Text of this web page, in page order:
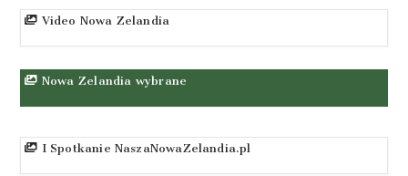
Video Nowa Zelandia
Nowa Zelandia wybrane
I Spotkanie NaszaNowaZelandia.pl